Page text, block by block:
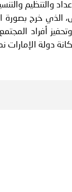
والتنظيم
الذي خرج
أفراد
دولة الإمارات